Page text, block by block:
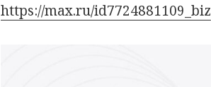
https://max.ru/id7724881109_biz